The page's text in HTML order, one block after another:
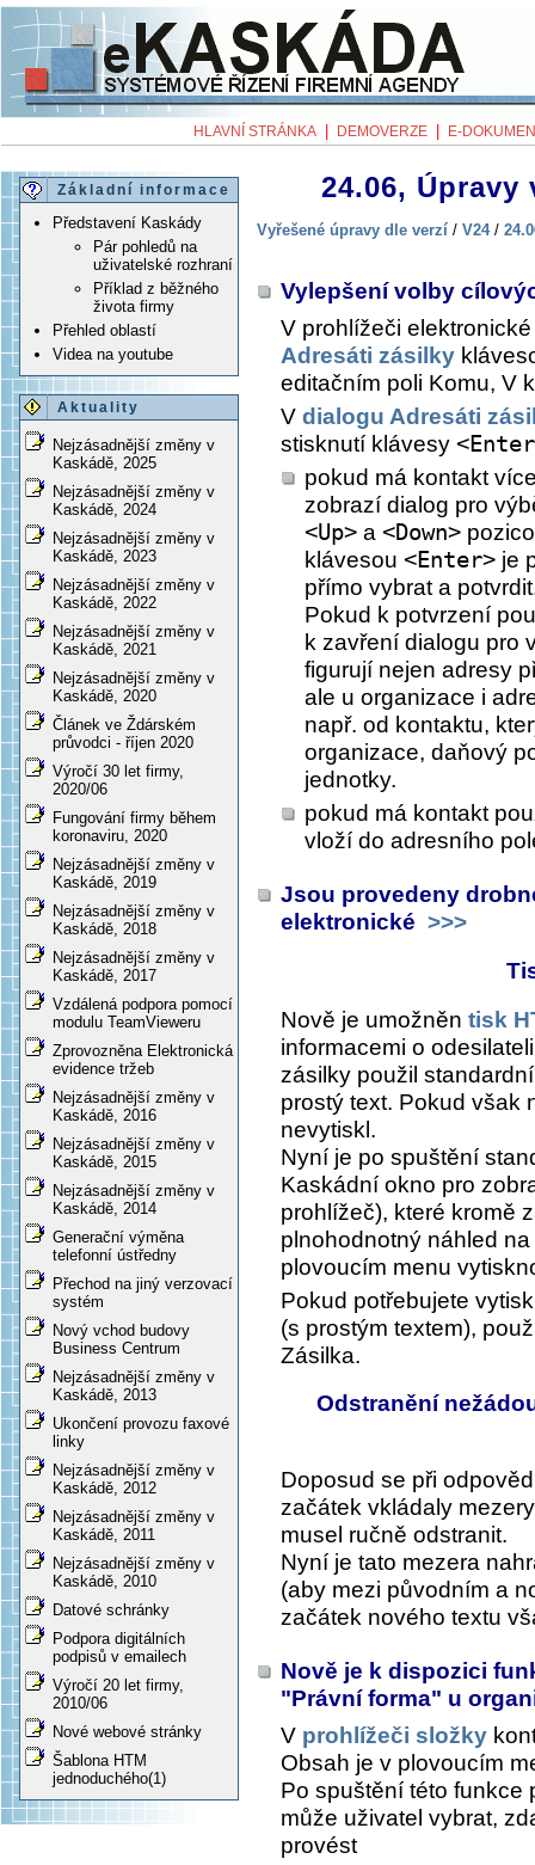
HLAVNÍ STRÁNKA DEMOVERZE E-
Základní informace
Představení Kaskády
Pár pohledů na
uživatelské rozhraní
Příklad z běžného
života firmy
Přehled oblastí
Videa na youtube
Aktuality
Nejzásadnější změny v
Kaskádě, 2025
Nejzásadnější změny v
Kaskádě, 2024
Nejzásadnější změny v
Kaskádě, 2023
Nejzásadnější změny v
Kaskádě, 2022
Nejzásadnější změny v
Kaskádě, 2021
Nejzásadnější změny v
Kaskádě, 2020
Článek ve Ždárském
průvodci - říjen 2020
Výročí 30 let firmy,
2020/06
Fungování firmy během
koronaviru, 2020
Nejzásadnější změny v
Kaskádě, 2019
Nejzásadnější změny v
Kaskádě, 2018
Nejzásadnější změny v
Kaskádě, 2017
Vzdálená podpora pomocí
modulu TeamVieweru
Zprovozněna Elektronická
evidence tržeb
Nejzásadnější změny v
Kaskádě, 2016
Nejzásadnější změny v
Kaskádě, 2015
Nejzásadnější změny v
Kaskádě, 2014
Generační výměna
telefonní ústředny
Přechod na jiný verzovací
systém
Nový vchod budovy
Business Centrum
Nejzásadnější změny v
Kaskádě, 2013
Ukončení provozu faxové
linky
Nejzásadnější změny v
Kaskádě, 2012
Nejzásadnější změny v
Kaskádě, 2011
Nejzásadnější změny v
Kaskádě, 2010
Datové schránky
Podpora digitálních
podpisů v emailech
Výročí 20 let firmy,
2010/06
Nové webové stránky
Šablona HTM
jednoduchého(1)
24.06, Úpravy
Vyřešené úpravy dle verzí / V24/
Vylepšení volby
V prohlížeči
Adresáti zásilky
editačním poli Komu, V
V dialogu Adresáti
stisknutí klávesy
pokud má kontakt
zobrazí dialog pro
<Up> a <Down>
klávesou <Enter> je
přímo vybrat a
Pokud k potvrzení
k zavření dialogu pro
figurují nejen adresy
ale u organizace i
např. od kontaktu,
organizace, daňový
jednotky.
pokud má kontakt
vloží do adresního
Jsou provedeny
elektronické >>>
Nově je umožněn tisk
informacemi o
zásilky použil
prostý text. Pokud však
nevytiskl.
Nyní je po spuštění
Kaskádní okno pro
prohlížeč), které kromě
plnohodnotný náhled
plovoucím menu
Pokud potřebujete
(s prostým textem),
Zásilka.
Odstranění
Doposud se při
začátek vkládaly
musel ručně odstranit.
Nyní je tato mezera
(aby mezi původním a
začátek nového textu
Nově je k dispozici
"Právní forma" u
V prohlížeči složky
Obsah je v plovoucím
Po spuštění této funkce
může uživatel vybrat,
provést